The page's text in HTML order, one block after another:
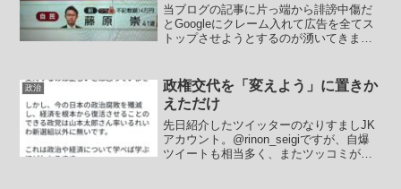
当ブログの記事に片っ端から誹謗中傷だ
とGoogleにクレーム入れて広告を全てス
トップさせようとするのが湧いてきまし
がらせを行っていればブログの更新を諦
めると考えるらしい...
政治
政権交代を「変えよう」に置きか
えただけ
先日紹介したツイッターのなりすましJK
アカウント。@rinon_seigiですが、自爆
ツイートも相当多く、またツッコミが多